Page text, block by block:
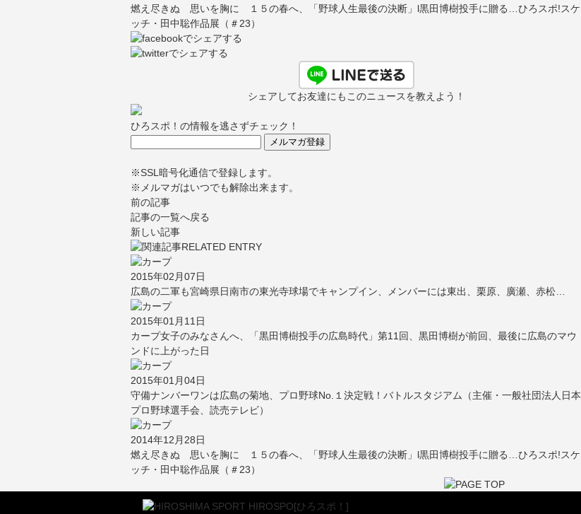
燃え尽きぬ 思いを胸に １５の春へ、「野球人生最後の決断」l黒田博樹投手に贈る…ひろスポ!スケ
ッチ・田中聡作品展（＃23）
シェアしてお友達にもこのニュースを教えよう！
ひろスポ！の情報を逃さずチェック！
※SSL暗号化通信で登録します。
※メルマガはいつでも解除出来ます。
前の記事
記事の一覧へ戻る
新しい記事
2015年02月07日
広島の二軍も宮崎県日南市の東光寺球場でキャンプイン、メンバーには東出、栗原、廣瀬、赤松…
2015年01月11日
カープ女子のみなさんへ、「黒田博樹投手の広島時代」第11回、黒田博樹が前回、最後に広島のマウ
ンドに上がった日
2015年01月04日
守備ナンバーワンは広島の菊地、プロ野球No.１決定戦！バトルスタジアム（主催・一般社団法人日本
プロ野球選手会、読売テレビ）
2014年12月28日
燃え尽きぬ 思いを胸に １５の春へ、「野球人生最後の決断」l黒田博樹投手に贈る…ひろスポ!スケ
ッチ・田中聡作品展（＃23）